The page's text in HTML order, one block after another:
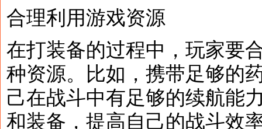
合理利用游戏资源
在打装备的过程中，玩家要
种资源。比如，携带足够的
己在战斗中有足够的续航能
和装备，提高自己的战斗效